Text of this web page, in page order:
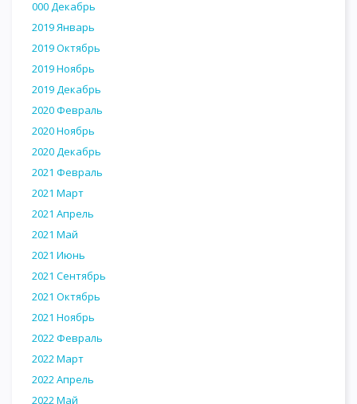
000 Декабрь
2019 Январь
2019 Октябрь
2019 Ноябрь
2019 Декабрь
2020 Февраль
2020 Ноябрь
2020 Декабрь
2021 Февраль
2021 Март
2021 Апрель
2021 Май
2021 Июнь
2021 Сентябрь
2021 Октябрь
2021 Ноябрь
2022 Февраль
2022 Март
2022 Апрель
2022 Май